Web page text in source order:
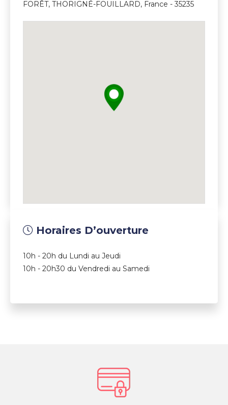
FORÊT, THORIGNÉ-FOUILLARD, France - 35235
Horaires D’ouverture
10h - 20h du Lundi au Jeudi
10h - 20h30 du Vendredi au Samedi